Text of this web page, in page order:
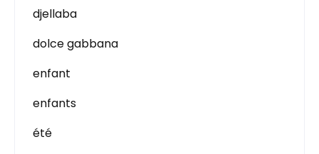
djellaba
dolce gabbana
enfant
enfants
été